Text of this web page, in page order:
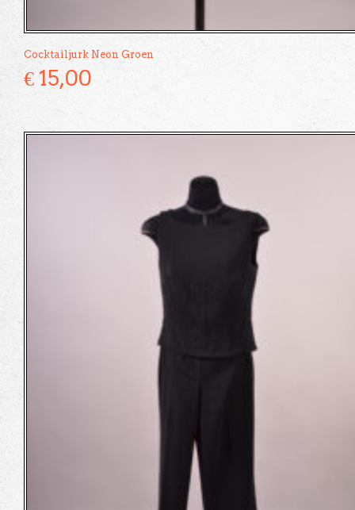
Cocktailjurk Neon Groen
€ 15,00